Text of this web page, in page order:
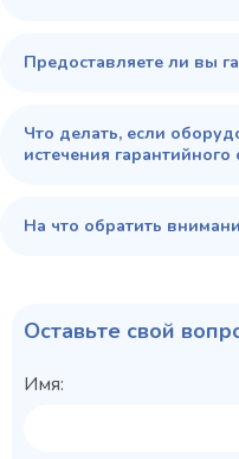
Предоставляете ли вы
Что делать, если
истечения гарантийного
На что обратить
Оставьте свой
Имя: